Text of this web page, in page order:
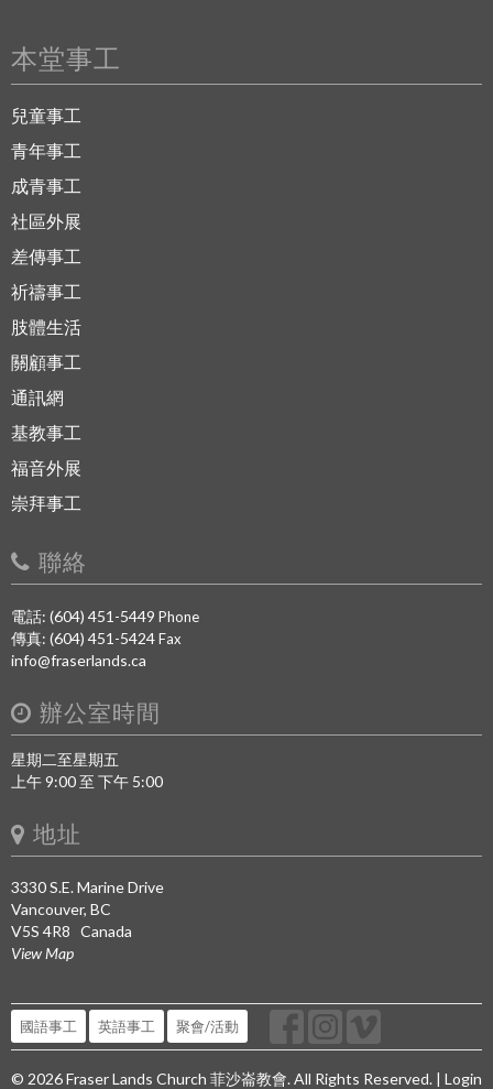
本堂事工
兒童事工
青年事工
成青事工
社區外展
差傳事工
祈禱事工
肢體生活
關顧事工
通訊網
基教事工
福音外展
崇拜事工
聯絡
電話: (604) 451-5449 Phone
傳真: (604) 451-5424Fax
info@fraserlands.ca
辦公室時間
星期二至星期五
上午 9:00 至 下午 5:00
地址
3330 S.E. Marine Drive
Vancouver, BC
V5S 4R8 Canada
View Map
國語事工 英語事工 聚會/活動
© 2026 Fraser Lands Church 菲沙崙教會. All Rights Reserved. | Login